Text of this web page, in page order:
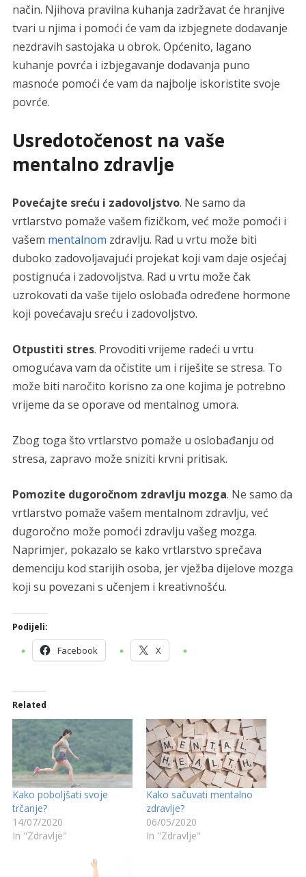
način. Njihova pravilna kuhanja zadržavat će hranjive
tvari u njima i pomoći će vam da izbjegnete dodavanje
nezdravih sastojaka u obrok. Općenito, lagano
kuhanje povrća i izbjegavanje dodavanja puno
masnoće pomoći će vam da najbolje iskoristite svoje
povrće.
Usredotočenost na vaše
mentalno zdravlje
Povećajte sreću i zadovoljstvo. Ne samo da
vrtlarstvo pomaže vašem fizičkom, već može pomoći i
vašem mentalnom zdravlju. Rad u vrtu može biti
duboko zadovoljavajući projekat koji vam daje osjećaj
postignuća i zadovoljstva. Rad u vrtu može čak
uzrokovati da vaše tijelo oslobađa određene hormone
koji povećavaju sreću i zadovoljstvo.
Otpustiti stres. Provoditi vrijeme radeći u vrtu
omogućava vam da očistite um i riješite se stresa. To
može biti naročito korisno za one kojima je potrebno
vrijeme da se oporave od mentalnog umora.
Zbog toga što vrtlarstvo pomaže u oslobađanju od
stresa, zapravo može sniziti krvni pritisak.
Pomozite dugoročnom zdravlju mozga. Ne samo da
vrtlarstvo pomaže vašem mentalnom zdravlju, već
dugoročno može pomoći zdravlju vašeg mozga.
Naprimjer, pokazalo se kako vrtlarstvo sprečava
demenciju kod starijih osoba, jer vježba dijelove mozga
koji su povezani s učenjem i kreativnošću.
Podijeli:
Facebook X
Related
Kako poboljšati svoje
trčanje?
14/07/2020
In "Zdravlje"
Kako sačuvati mentalno
zdravlje?
06/05/2020
In "Zdravlje"